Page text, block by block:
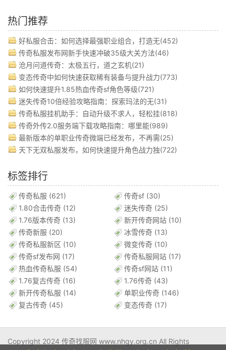
热门推荐
好私服合击：如何选择最强职业组合，打造无(452)
传奇私服发布网新手快速冲破35级大关方法(46)
沧月问道传奇：太极五行，道之玄机(21)
变态传奇中如何快速获取稀有装备与提升战力(773)
如何快速提升1.85热血传奇sf角色等级(721)
迷失传奇10倍经验攻略指南：探索玛法的无(31)
传奇私服挂机助手：自动升级不求人，轻松挂(818)
传奇外传2.0服务端下载攻略指南：哪里能(989)
最新版本的单职业传奇微端已经发布，不再需(25)
天下无双私服发布，如何快速提升角色战力独(722)
标签排行
传奇私服 (621) 传奇sf (30)
1.80合击传奇 (12) 迷失传奇 (25)
1.76版本传奇 (13) 新开传奇网站 (10)
传奇新服 (20) 冰雪传奇 (13)
传奇私服新区 (10) 微变传奇 (10)
传奇sf发布网 (17) 传奇私服网站 (17)
热血传奇私服 (54) 传奇sf网站 (11)
1.76复古传奇 (16) 1.76传奇 (43)
新开传奇私服 (14) 单职业传奇 (146)
复古传奇 (45) 变态传奇 (17)
Copyright 2024 传奇找服网 www.nhgy.org.cn All Rights